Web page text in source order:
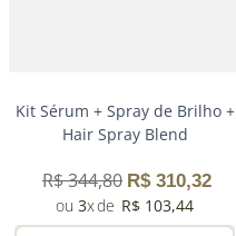
Kit Sérum + Spray de Brilho +
Hair Spray Blend
R$344,80 R$ 310,32
3
R$ 103,44